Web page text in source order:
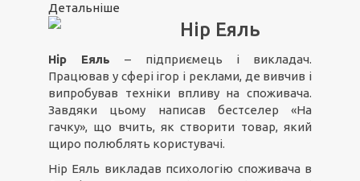
Детальніше
Нір Еяль
Нір Еяль– підприємець і викладач.
Працював у сфері ігор і реклами, де вивчив і
випробував техніки впливу на споживача.
Завдяки цьому написав бестселер «На
гачку», що вчить, як створити товар, який
щиро полюблять користувачі.
Нір Еяль викладав психологію споживача в